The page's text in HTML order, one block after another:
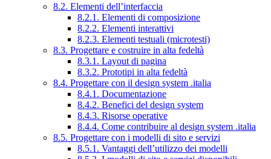
8.2. Elementi dell’interfaccia
8.2.1. Elementi di composizione
8.2.2. Elementi interattivi
8.2.3. Elementi testuali (microtesti)
8.3. Progettare e costruire in alta fedeltà
8.3.1. Layout di pagina
8.3.2. Prototipi in alta fedeltà
8.4. Progettare con il design system .italia
8.4.1. Documentazione
8.4.2. Benefici del design system
8.4.3. Risorse operative
8.4.4. Come contribuire al design system .italia
8.5. Progettare con i modelli di sito e servizi
8.5.1. Vantaggi dell’utilizzo dei modelli